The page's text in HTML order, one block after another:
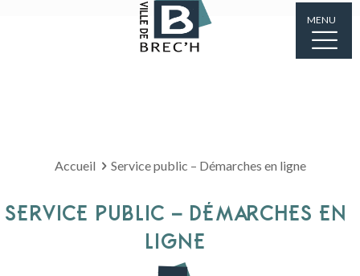
MENU
Accueil Service public – Démarches en ligne
SERVICE PUBLIC – DÉMARCHES EN
LIGNE